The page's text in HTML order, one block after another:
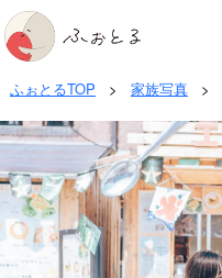
ふぉとるTOP > 家族写真 >